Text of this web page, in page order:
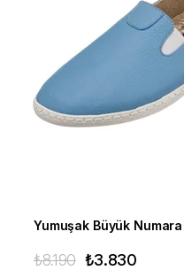
₺3.830
₺8.190